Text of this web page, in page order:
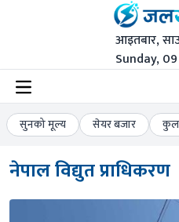
आइतबार,
Sunday,
सुनको मूल्य सेयर बजार
नेपाल विद्युत प्राधिकरण